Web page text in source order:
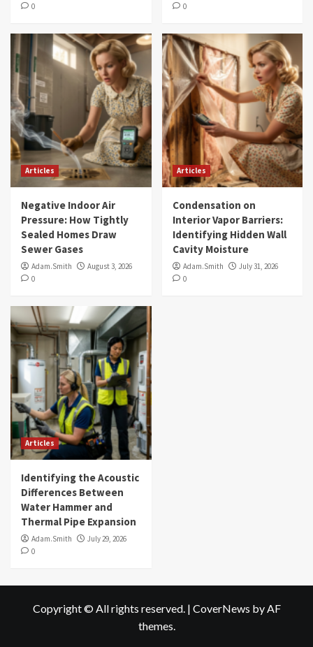
0
0
Articles
Negative Indoor Air
Pressure: How Tightly
Sealed Homes Draw
Sewer Gases
Adam.Smith
August 3, 2026
0
Articles
Condensation on
Interior Vapor Barriers:
Identifying Hidden Wall
Cavity Moisture
Adam.Smith
July 31, 2026
0
Articles
Identifying the Acoustic
Differences Between
Water Hammer and
Thermal Pipe Expansion
Adam.Smith
July 29, 2026
0
Copyright © All rights reserved. | CoverNews by AF
themes.